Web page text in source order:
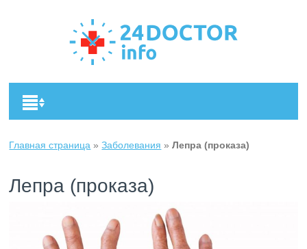
Главная страница »Заболевания »Лепра (проказа)
Лепра (проказа)